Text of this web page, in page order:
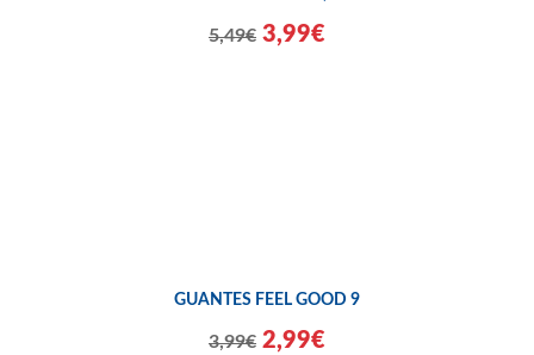
5,49€ 3,99€
GUANTES FEEL GOOD 9
3,99€ 2,99€